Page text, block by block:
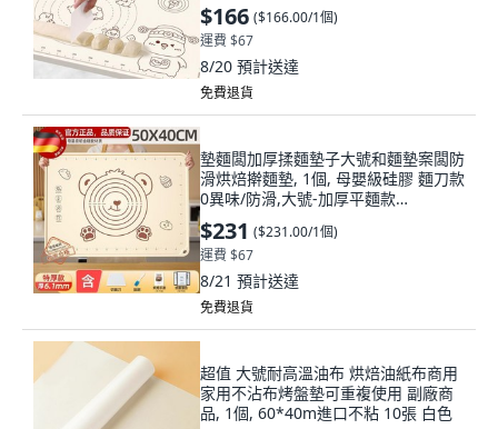
$166 ($166.00/1個)
運費 $67
8/20 預計送達
免費退貨
墊麵闆加厚揉麵墊子大號和麵墊案闆防
滑烘焙擀麵墊, 1個, 母嬰級硅膠 麵刀款
0異味/防滑,大號-加厚平麵款
50x40cm
$231 ($231.00/1個)
運費 $67
8/21 預計送達
免費退貨
超值 大號耐高溫油布 烘焙油紙布商用
家用不沾布烤盤墊可重複使用 副廠商
品, 1個, 60*40m進口不粘 10張 白色